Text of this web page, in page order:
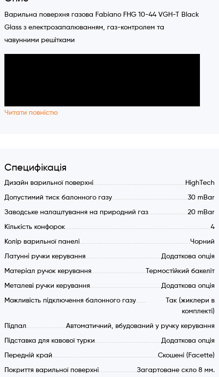
Варильна поверхня газова Fabiano FHG 10-44 VGH-T Black
Glass з електрозапалюванням, газ-контролем та
чавунними решітками
Читати повністю
Специфікація
Дизайн варильної поверхні HighTech
Допустимий тиск балонного газу 30 mBar
Заводське налаштування на природний газ 20 mBar
Кількість конфорок 4
Колір варильної панелі Чорний
Латунні ручки керування Додаткова опція
Матеріал ручок керування Термостійкий бакеліт
Металеві ручки керування Додаткова опція
Можливість підключення балонного газу
Так (жиклери в
комплекті)
Підпал Автоматичний, вбудований у ручку керування
Підставка для кавової турки Додаткова опція
Передній край Скошені (Facette)
Покриття варильної поверхні Загартоване скло 8 мм.